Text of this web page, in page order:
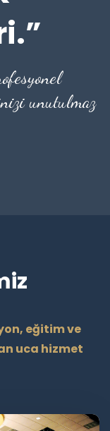
unutulmaz
eğitim ve
uca hizmet